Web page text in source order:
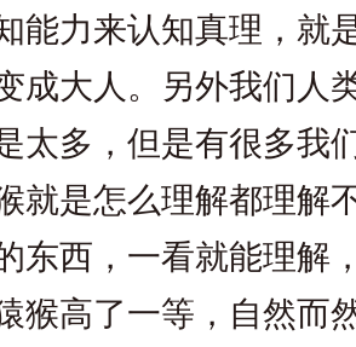
能力来认知真理，就
成大人。另外我们人
太多，但是有很多我
就是怎么理解都理解
东西，一看就能理解
猴高了一等，自然而